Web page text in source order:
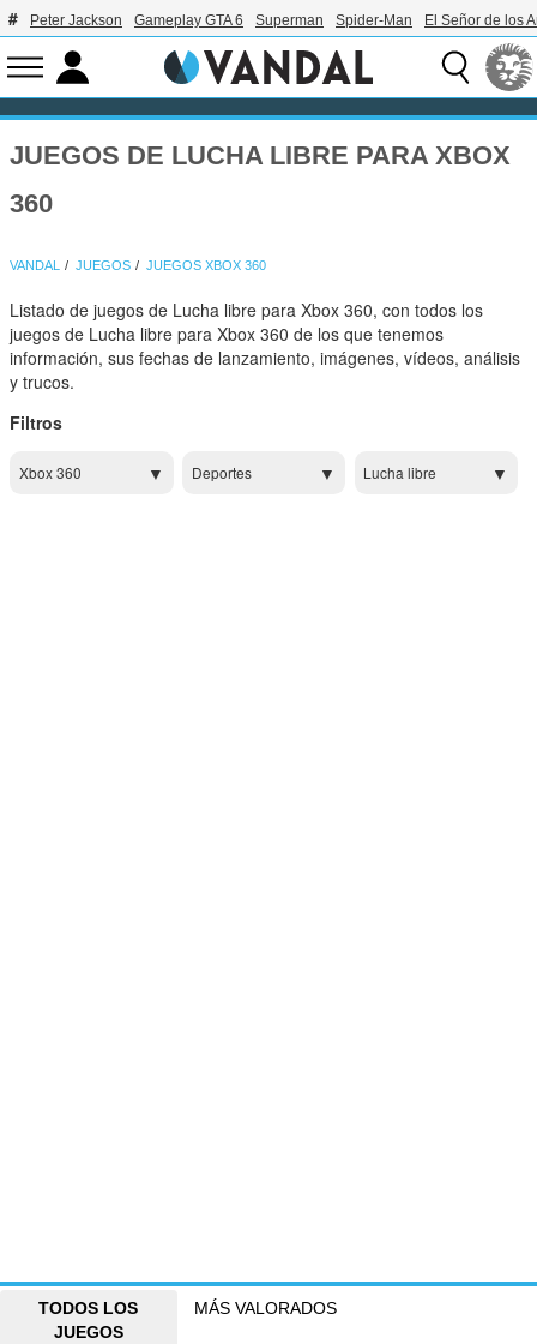
Peter Jackson Gameplay GTA 6 Superman Spider-Man El Señor de los
JUEGOS DE LUCHA LIBRE PARA XBOX
360
VANDAL JUEGOS JUEGOS XBOX 360
Listado de juegos de Lucha libre para Xbox 360, con todos los
juegos de Lucha libre para Xbox 360 de los que tenemos
información, sus fechas de lanzamiento, imágenes, vídeos, análisis
y trucos.
Filtros
Xbox 360 Deportes Lucha libre
TODOS LOS
JUEGOS
MÁS VALORADOS